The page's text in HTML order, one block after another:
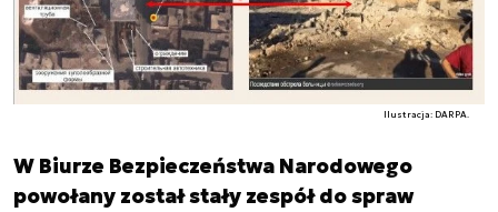
Ilustracja: DARPA.
W Biurze Bezpieczeństwa Narodowego
powołany został stały zespół do spraw